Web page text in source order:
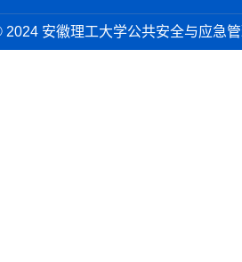
2024 安徽理工大学公共安全与应急